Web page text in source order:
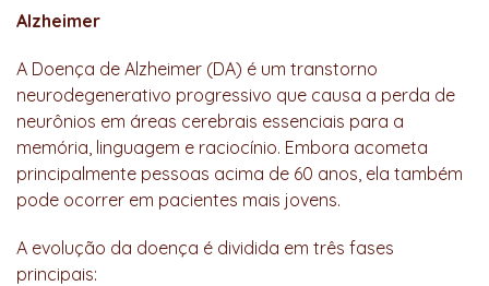
Alzheimer
A Doença de Alzheimer (DA) é um transtorno
neurodegenerativo progressivo que causa a perda de
neurônios em áreas cerebrais essenciais para a
memória, linguagem e raciocínio. Embora acometa
principalmente pessoas acima de 60 anos, ela também
pode ocorrer em pacientes mais jovens.
A evolução da doença é dividida em três fases
principais: